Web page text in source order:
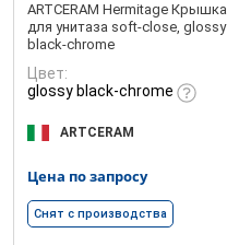
ARTCERAM Hermitage Крышка
для унитаза soft-close, glossy
black-chrome
Цвет:
glossy black-chrome
ARTCERAM
Цена по запросу
Снят с производства